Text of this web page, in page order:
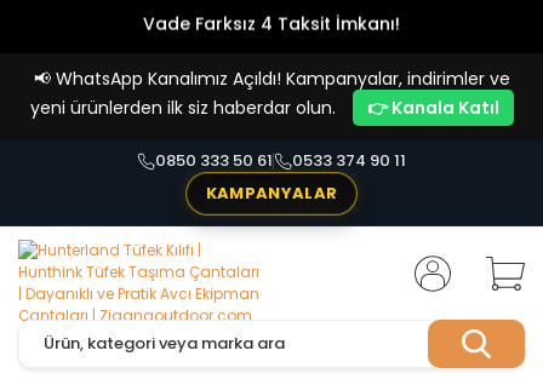
Vade Farksız 4 Taksit İmkanı!
📢 WhatsApp Kanalımız Açıldı! Kampanyalar, indirimler ve
yeni ürünlerden ilk siz haberdar olun.
👉 Kanala Katıl
0850 333 50 61
0533 374 90 11
KAMPANYALAR